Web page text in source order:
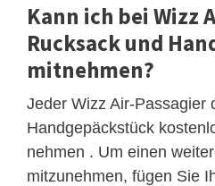
Kann ich bei Wizz
Rucksack und
mitnehmen?
Jeder Wizz Air-Passagier
Handgepäckstück
nehmen . Um einen
mitzunehmen, fügen Sie